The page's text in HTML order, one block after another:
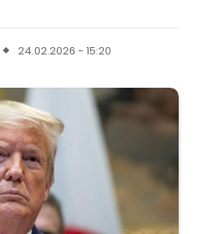
24.02.2026 - 15:20